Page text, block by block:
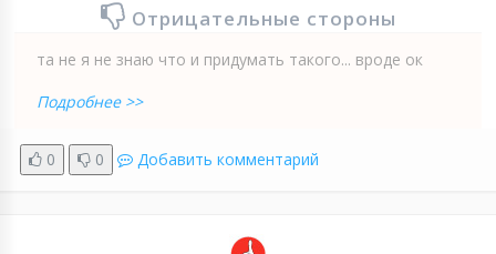
Отрицательные стороны
та не я не знаю что и придумать такого... вроде ок
Подробнее >>
0 0 Добавить комментарий